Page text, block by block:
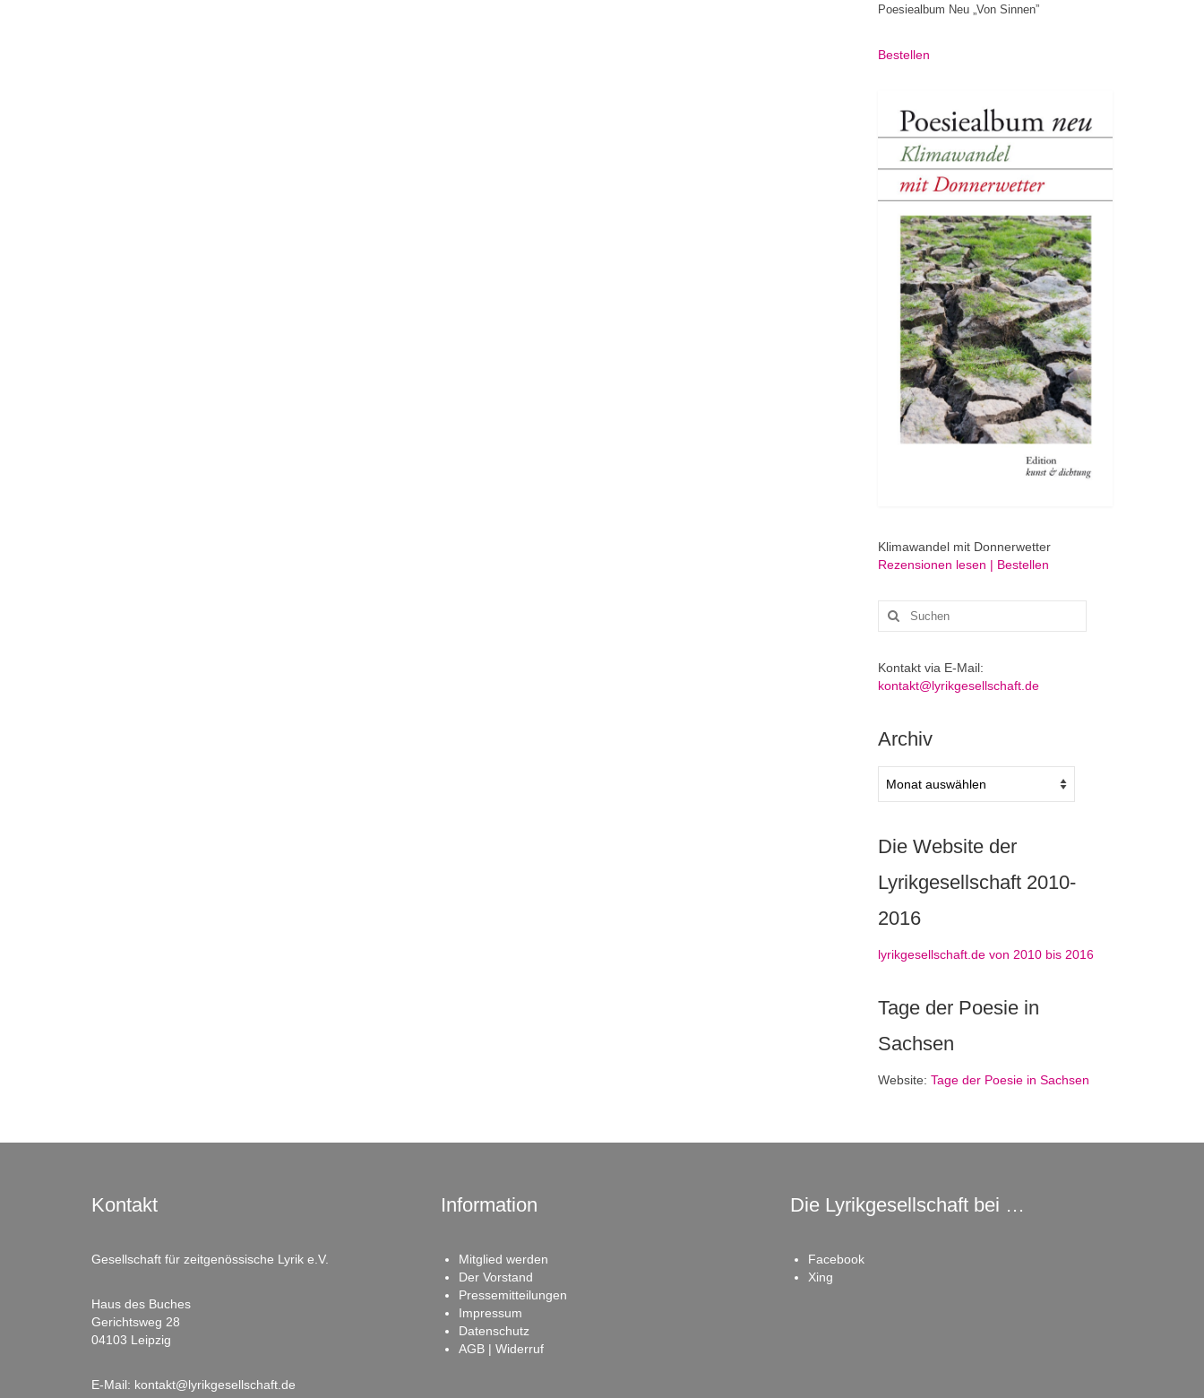
Poesiealbum Neu „Von Sinnen”
Bestellen
Klimawandel mit Donnerwetter
Rezensionen lesen | Bestellen
Suchen
nach:
Kontakt via E-Mail:
kontakt@lyrikgesellschaft.de
Archiv
Die Website der
Lyrikgesellschaft 2010-
2016
lyrikgesellschaft.de von 2010 bis 2016
Tage der Poesie in
Sachsen
Website: Tage der Poesie in Sachsen
Kontakt
Gesellschaft für zeitgenössische Lyrik e.V.
Haus des Buches
Gerichtsweg 28
04103 Leipzig
E-Mail: kontakt@lyrikgesellschaft.de
Information
Mitglied werden
Der Vorstand
Pressemitteilungen
Impressum
Datenschutz
AGB | Widerruf
Die Lyrikgesellschaft bei …
Facebook
Xing